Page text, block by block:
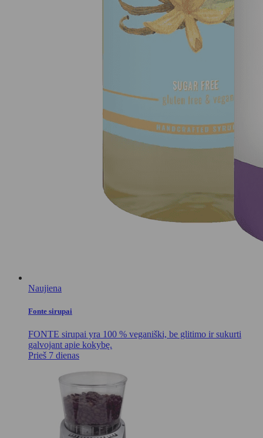
Naujiena
Fonte sirupai
FONTE sirupai yra 100 % veganiški, be glitimo ir sukurti
galvojant apie kokybę.
Prieš 7 dienas